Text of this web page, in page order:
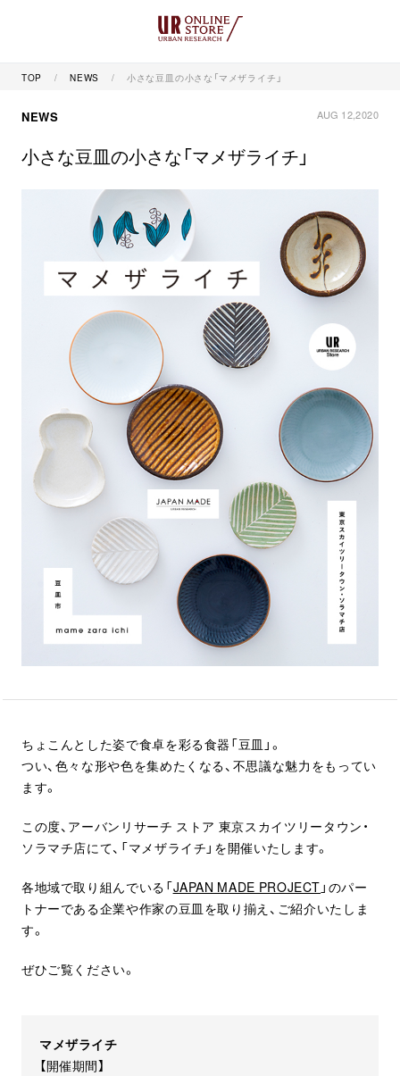
TOP NEWS 小さな豆皿の小さな「マメザライチ」
NEWS AUG 12,2020
小さな豆皿の小さな「マメザライチ」
ちょこんとした姿で食卓を彩る食器「豆皿」。
つい、色々な形や色を集めたくなる、不思議な魅力をもってい
ます。
この度、アーバンリサーチ ストア 東京スカイツリータウン・
ソラマチ店にて、「マメザライチ」を開催いたします。
各地域で取り組んでいる「JAPAN MADE PROJECT 」のパー
トナーである企業や作家の豆皿を取り揃え、ご紹介いたしま
す。
ぜひご覧ください。
マメザライチ
【開催期間】